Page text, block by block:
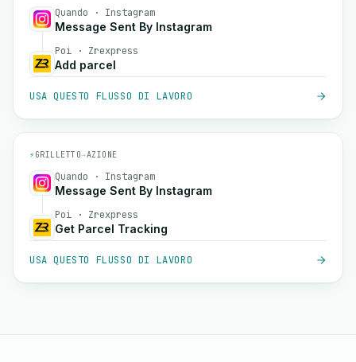
Quando · Instagram
Message Sent By Instagram
Poi · Zrexpress
Add parcel
USA QUESTO FLUSSO DI LAVORO
⚡ GRILLETTO→AZIONE
Quando · Instagram
Message Sent By Instagram
Poi · Zrexpress
Get Parcel Tracking
USA QUESTO FLUSSO DI LAVORO